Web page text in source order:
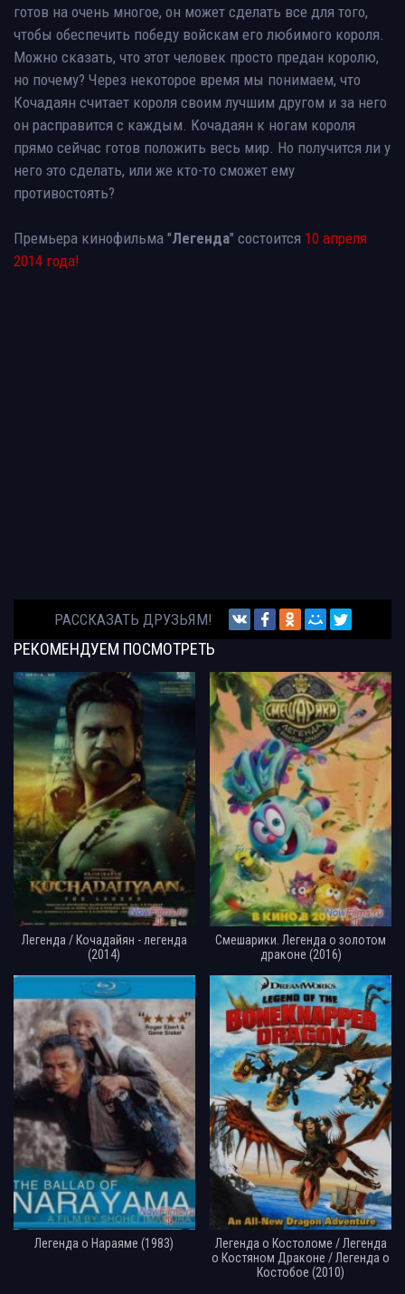
готов на очень многое, он может сделать все для того,
чтобы обеспечить победу войскам его любимого короля.
Можно сказать, что этот человек просто предан королю,
но почему? Через некоторое время мы понимаем, что
Кочадаян считает короля своим лучшим другом и за него
он расправится с каждым. Кочадаян к ногам короля
прямо сейчас готов положить весь мир. Но получится ли у
него это сделать, или же кто-то сможет ему
противостоять?
Премьера кинофильма "Легенда" состоится 10 апреля
2014 года!
РАССКАЗАТЬ ДРУЗЬЯМ!
РЕКОМЕНДУЕМ ПОСМОТРЕТЬ
Легенда / Кочадайян - легенда
(2014)
Смешарики. Легенда о золотом
драконе (2016)
Легенда о Нараяме (1983)
Легенда о Костоломе / Легенда
о Костяном Драконе / Легенда о
Костобое (2010)